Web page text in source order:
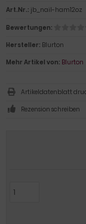
Art.Nr.: jb_nail-ham12oz
Bewertungen:
Hersteller: Blurton
Mehr Artikel von: Blurton
Artikeldatenblatt
Rezension schreiben